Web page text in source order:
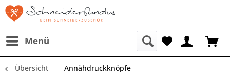
Menü
Übersicht Annähdruckknöpfe